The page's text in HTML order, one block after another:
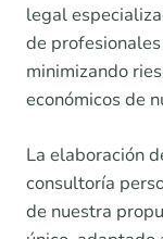
legal
de
minimizando
económicos de
La elaboración
consultoría
de nuestra